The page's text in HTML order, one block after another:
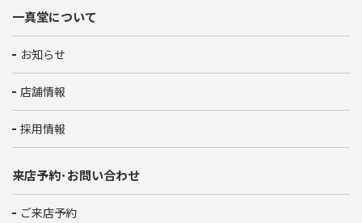
一真堂について
お知らせ
店舗情報
採用情報
来店予約･お問い合わせ
ご来店予約